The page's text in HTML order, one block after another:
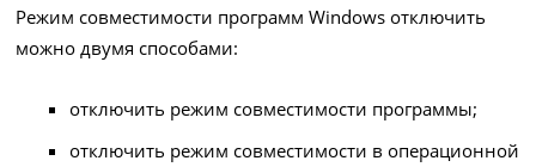
Режим совместимости программ Windows отключить
можно двумя способами:
отключить режим совместимости программы;
отключить режим совместимости в операционной